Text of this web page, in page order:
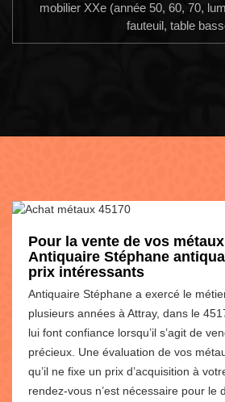
mobilier XXe (année 50, 60, 70,
fauteuil, table
Pour la vente de vos
Antiquaire Stéphane
prix intéressants
Antiquaire Stéphane a exercé le
plusieurs années à Attray, dans le
lui font confiance lorsqu’il s’agit de
précieux. Une évaluation de vos
qu’il ne fixe un prix d’acquisition à
rendez-vous n’est nécessaire pour le